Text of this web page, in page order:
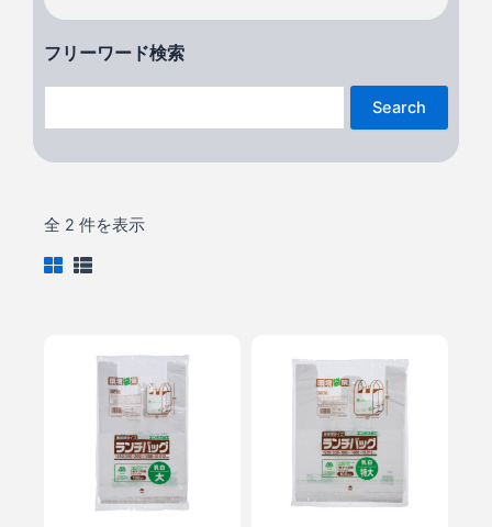
フリーワード検索
Search
全 2 件を表示